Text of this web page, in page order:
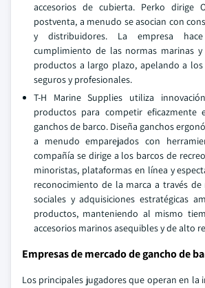
accesorios de cubierta. Perko dirige
postventa, a menudo se asocian con
y distribuidores. La empresa
cumplimiento de las normas marinas
productos a largo plazo, apelando a
seguros y profesionales.
T-H Marine Supplies utiliza
productos para competir eficazmente
ganchos de barco. Diseña ganchos
a menudo emparejados con
compañía se dirige a los barcos de
minoristas, plataformas en línea y
reconocimiento de la marca a través
sociales y adquisiciones estratégicas
productos, manteniendo al mismo
accesorios marinos asequibles y de alto
Empresas de mercado de gancho de
Los principales jugadores que operan en la